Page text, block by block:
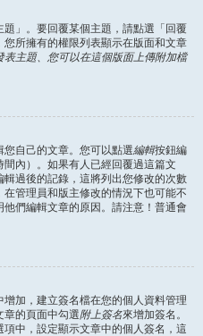
」。要回覆某個主題，請點選「回覆
所擁有的權限列表顯示在版面和文章
表主題、您可以在這個版面上傳附加檔
自己的文章。您可以點選編輯按鈕編
內）。如果有人已經回覆過這篇文
過後的記錄，這將列出您修改的次數
管理員和版主修改的情況下也可能不
們編輯文章的原因。請注意！普通會
加，建立簽名檔在您的個人資料管理
章的頁面中勾選附上簽名來增加簽名。
中，設定顯示文章中的個人簽名，這